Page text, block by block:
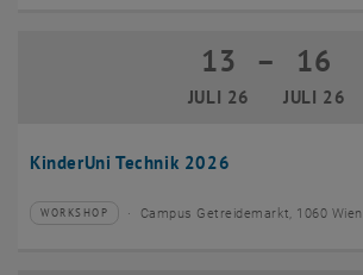
KinderUni Technik 2026
13
JULI 26
13 Juli 2026
– 16
JULI 26
Veranstaltungstyp:
WORKSHOP
Veranstaltungsort:Campus Getreidemarkt, 1060 Wien